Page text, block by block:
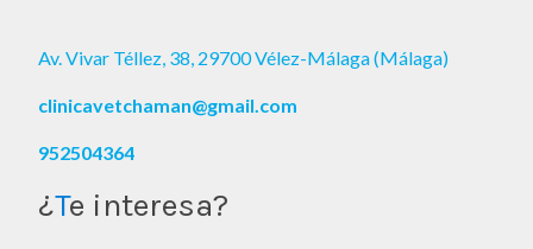
Av. Vivar Téllez, 38, 29700 Vélez-Málaga (Málaga)
clinicavetchaman@gmail.com
952504364
¿Te interesa?